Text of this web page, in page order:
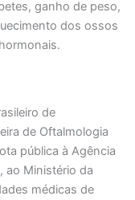
ganho de peso,
dos ossos
de
de Oftalmologia
pública à Agência
ao Ministério da
médicas de